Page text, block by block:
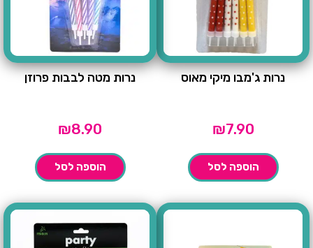
נרות ג'מבו מיקי מאוס
₪7.90
הוספה לסל
נרות מטה לבבות פרוזן
₪8.90
הוספה לסל